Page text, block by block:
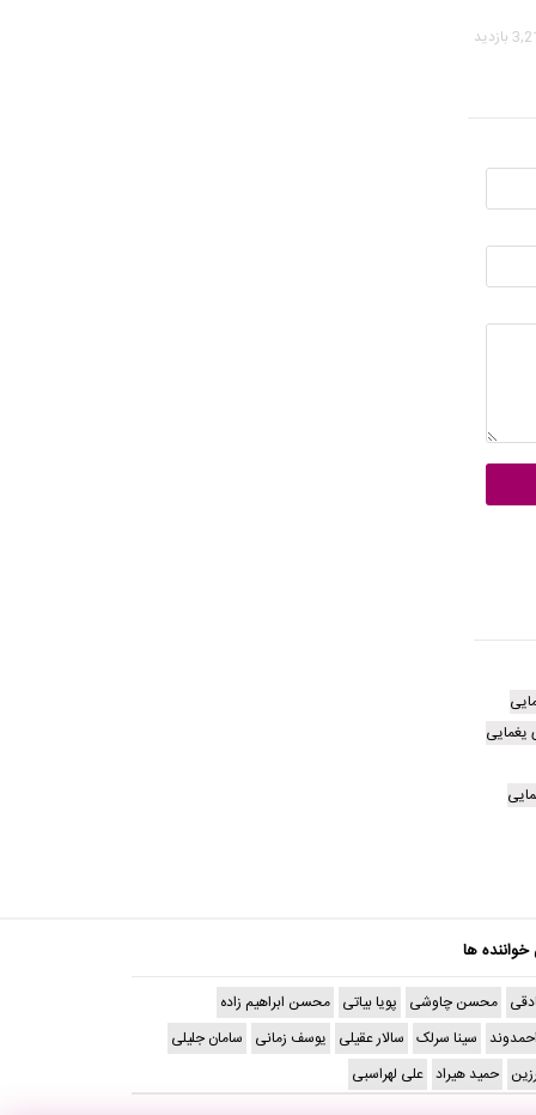
یغمایی
خواننده ها
محسن چاوشی پویا بیاتی محسن ابراهیم زاده
سینا سرلک سالار عقیلی یوسف زمانی سامان جلیلی
حمید هیراد علی لهراسبی